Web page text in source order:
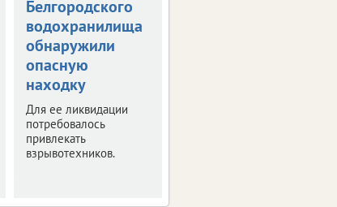
Белгородского
водохранилища
обнаружили
опасную
находку
Для ее ликвидации
потребовалось
привлекать
взрывотехников.